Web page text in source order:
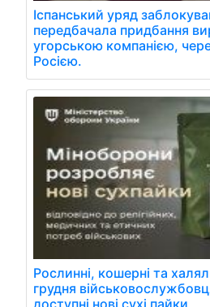
Іспанський уряд
передбачала придбання
угорською компанією, через
Росією.
Рослинні, кошерні та
грудня